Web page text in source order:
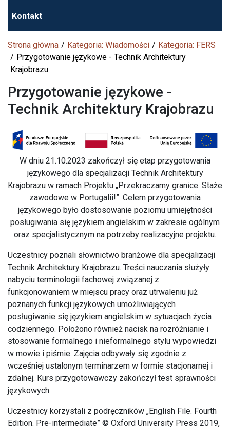
Kontakt
Strona główna Kategoria: Wiadomości
Kategoria: FERS
Przygotowanie językowe - Technik Architektury
Krajobrazu
Przygotowanie językowe -
Technik Architektury Krajobrazu
W dniu 21.10.2023 zakończył się etap przygotowania
językowego dla specjalizacji Technik Architektury
Krajobrazu w ramach Projektu „Przekraczamy granice. Staże
zawodowe w Portugalii!”. Celem przygotowania
językowego było dostosowanie poziomu umiejętności
posługiwania się językiem angielskim w zakresie ogólnym
oraz specjalistycznym na potrzeby realizacyjne projektu.
Uczestnicy poznali słownictwo branżowe dla specjalizacji
Technik Architektury Krajobrazu. Treści nauczania służyły
nabyciu terminologii fachowej związanej z
funkcjonowaniem w miejscu pracy oraz utrwaleniu już
poznanych funkcji językowych umożliwiających
posługiwanie się językiem angielskim w sytuacjach życia
codziennego. Położono również nacisk na rozróżnianie i
stosowanie formalnego i nieformalnego stylu wypowiedzi
w mowie i piśmie. Zajęcia odbywały się zgodnie z
wcześniej ustalonym terminarzem w formie stacjonarnej i
zdalnej. Kurs przygotowawczy zakończył test sprawności
językowych.
Uczestnicy korzystali z podręczników „English File. Fourth
Edition. Pre-intermediate” © Oxford University Press 2019,